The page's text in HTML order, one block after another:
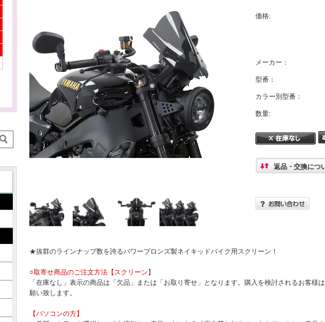
価格:
メーカー：
型番：
カラー別型番：
数量:
返品・交換につ
★抜群のラインナップ数を誇るパワーブロンズ製ネイキッドバイク用スクリーン！
○取寄せ商品のご注文方法【スクリーン】
「在庫なし」表示の商品は「欠品」または「お取り寄せ」となります。購入を検討されるお客様
願い致します。
【パソコンの方】